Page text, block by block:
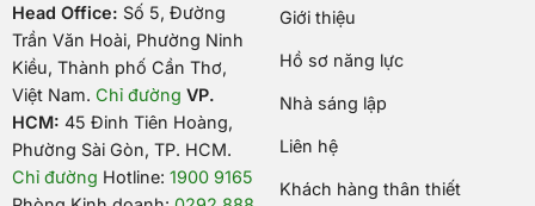
Head Office: Số 5, Đường
Trần Văn Hoài, Phường Ninh
Kiều, Thành phố Cần Thơ,
Việt Nam. Chỉ đường VP.
HCM: 45 Đinh Tiên Hoàng,
Phường Sài Gòn, TP. HCM.
Chỉ đường Hotline: 1900 9165
Giới thiệu
Hồ sơ năng lực
Nhà sáng lập
Liên hệ
Khách hàng thân thiết